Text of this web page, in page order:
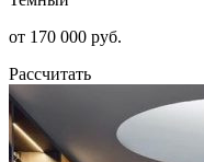
от 170 000 руб.
Рассчитать